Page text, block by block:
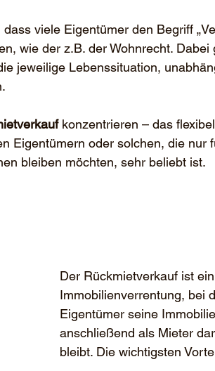
viele Eigentümer den Begriff
wie der z.B. der Wohnrecht. Dabei
jeweilige Lebenssituation,
konzentrieren – das
Eigentümern oder solchen, die nur
bleiben möchten, sehr beliebt ist.
Der Rückmietverkauf ist
Immobilienverrentung, bei
Eigentümer seine
anschließend als Mieter
bleibt. Die wichtigsten